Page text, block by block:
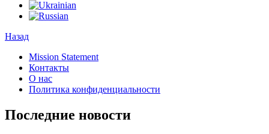
Назад
Mission Statement
Контакты
О нас
Политика конфиденциальности
Последние новости